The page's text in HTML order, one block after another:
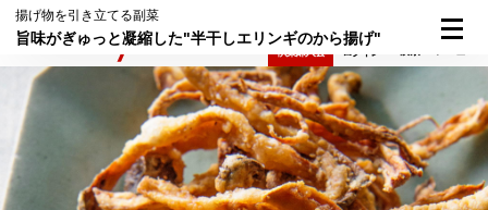
揚げ物を引き立てる副菜
旨味がぎゅっと凝縮した"半干しエリンギのから揚げ"